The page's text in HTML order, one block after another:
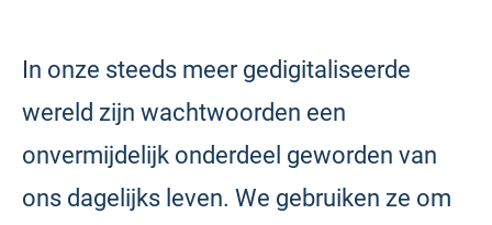
In onze steeds meer gedigitaliseerde
wereld zijn wachtwoorden een
onvermijdelijk onderdeel geworden van
ons dagelijks leven. We gebruiken ze om